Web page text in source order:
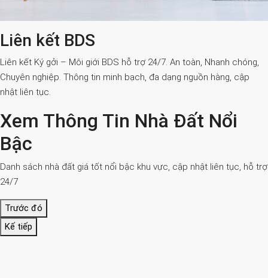
Liên kết BDS
Liên kết Ký gởi – Môi giới BDS hỗ trợ 24/7. An toàn, Nhanh chóng,
Chuyên nghiệp. Thông tin minh bạch, đa dạng nguồn hàng, cập
nhật liên tục.
Xem Thông Tin Nhà Đất Nổi
Bậc
Danh sách nhà đất giá tốt nổi bậc khu vực, cập nhật liên tục, hỗ trợ
24/7
Trước đó
Kế tiếp